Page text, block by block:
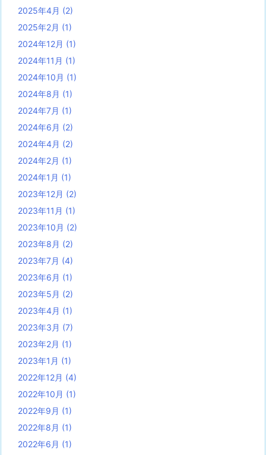
2025年4月 (2)
2025年2月 (1)
2024年12月 (1)
2024年11月 (1)
2024年10月 (1)
2024年8月 (1)
2024年7月 (1)
2024年6月 (2)
2024年4月 (2)
2024年2月 (1)
2024年1月 (1)
2023年12月 (2)
2023年11月 (1)
2023年10月 (2)
2023年8月 (2)
2023年7月 (4)
2023年6月 (1)
2023年5月 (2)
2023年4月 (1)
2023年3月 (7)
2023年2月 (1)
2023年1月 (1)
2022年12月 (4)
2022年10月 (1)
2022年9月 (1)
2022年8月 (1)
2022年6月 (1)